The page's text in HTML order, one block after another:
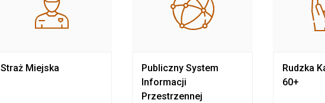
Straż Miejska
Publiczny System
Informacji
Przestrzennej
Rudzka
60+